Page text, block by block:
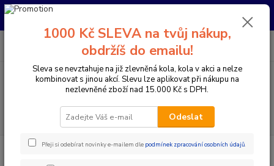
Pro nachystání kola / doplňků na prodejně si prosím zavolejte dopředu.
Menu
CZK
PO-PÁ 10:00-17:00 | SO: 9:00-12:00
Doplňky a helmy Cyklistické helmy Integrální helmy
1000 Kč SLEVA na tvůj nákup,
obdržíš do emailu!
Sleva se nevztahuje na již zlevněná kola, kola v akci a nelze
kombinovat s jinou akcí. Slevu lze aplikovat při nákupu na
nezlevněné zboží nad 15.000 Kč s DPH.
Odeslat
Přeji si odebírat novinky e-mailem dle podmínek zpracování osobních údajů.